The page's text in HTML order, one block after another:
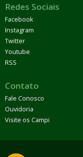
Redes Sociais
Facebook
Instagram
Twitter
Youtube
RSS
Contato
Fale Conosco
Ouvidoria
Visite os Campi